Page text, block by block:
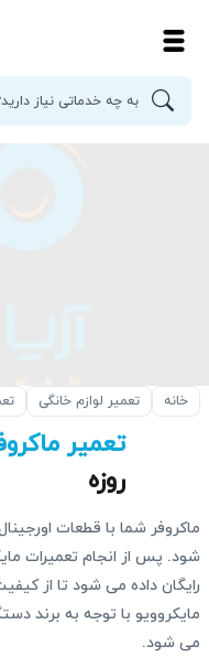
خانه تعمیر لوازم خانگی
تعمیر
روزه
ماکروفر شما با قطعات
شود. پس از انجام تعمیرات
رایگان داده می‌ شود تا از
مایکروویو با توجه به برند
می شود.